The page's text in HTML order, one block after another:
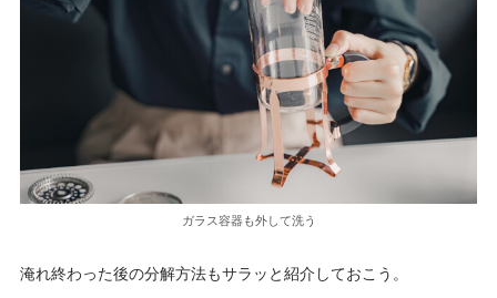
ガラス容器も外して洗う
淹れ終わった後の分解方法もサラッと紹介しておこう。